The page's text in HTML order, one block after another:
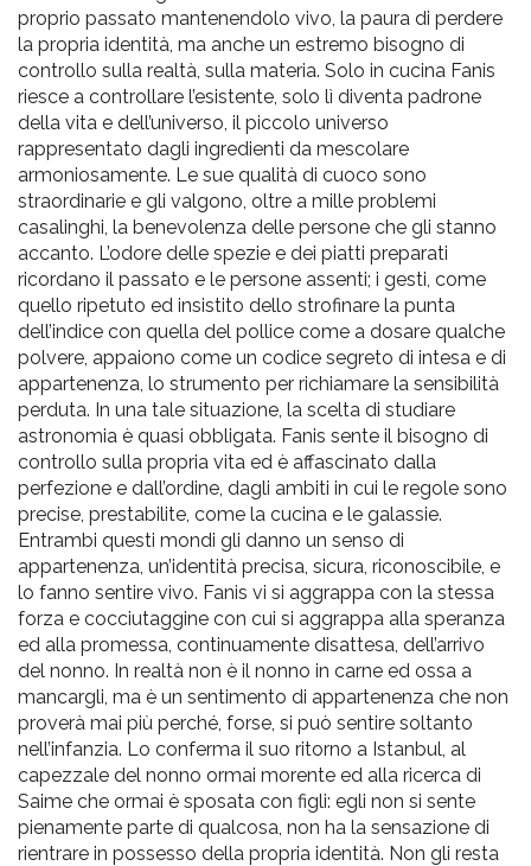
proprio passato mantenendolo vivo, la paura di perdere
la propria identità, ma anche un estremo bisogno di
controllo sulla realtà, sulla materia. Solo in cucina Fanis
riesce a controllare l’esistente, solo lì diventa padrone
della vita e dell’universo, il piccolo universo
rappresentato dagli ingredienti da mescolare
armoniosamente. Le sue qualità di cuoco sono
straordinarie e gli valgono, oltre a mille problemi
casalinghi, la benevolenza delle persone che gli stanno
accanto. L’odore delle spezie e dei piatti preparati
ricordano il passato e le persone assenti; i gesti, come
quello ripetuto ed insistito dello strofinare la punta
dell’indice con quella del pollice come a dosare qualche
polvere, appaiono come un codice segreto di intesa e di
appartenenza, lo strumento per richiamare la sensibilità
perduta. In una tale situazione, la scelta di studiare
astronomia è quasi obbligata. Fanis sente il bisogno di
controllo sulla propria vita ed è affascinato dalla
perfezione e dall’ordine, dagli ambiti in cui le regole sono
precise, prestabilite, come la cucina e le galassie.
Entrambi questi mondi gli danno un senso di
appartenenza, un’identità precisa, sicura, riconoscibile, e
lo fanno sentire vivo. Fanis vi si aggrappa con la stessa
forza e cocciutaggine con cui si aggrappa alla speranza
ed alla promessa, continuamente disattesa, dell’arrivo
del nonno. In realtà non è il nonno in carne ed ossa a
mancargli, ma è un sentimento di appartenenza che non
proverà mai più perché, forse, si può sentire soltanto
nell’infanzia. Lo conferma il suo ritorno a Istanbul, al
capezzale del nonno ormai morente ed alla ricerca di
Saime che ormai è sposata con figli: egli non si sente
pienamente parte di qualcosa, non ha la sensazione di
rientrare in possesso della propria identità. Non gli resta